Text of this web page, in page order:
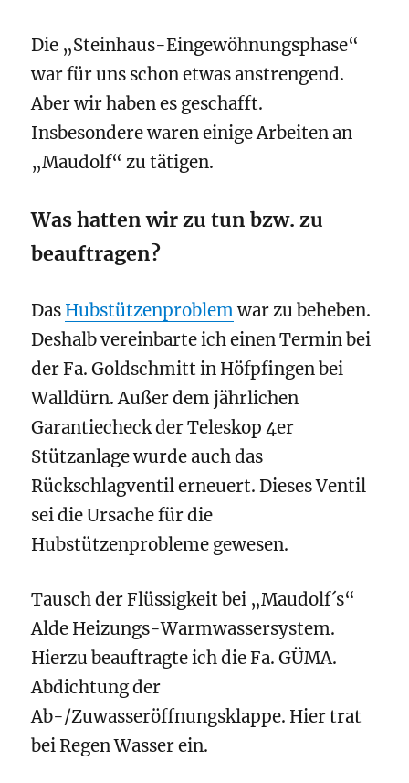
Die „Steinhaus-Eingewöhnungsphase“
war für uns schon etwas anstrengend.
Aber wir haben es geschafft.
Insbesondere waren einige Arbeiten an
„Maudolf“ zu tätigen.
Was hatten wir zu tun bzw. zu
beauftragen?
Das Hubstützenproblemwar zu beheben.
Deshalb vereinbarte ich einen Termin bei
der Fa. Goldschmitt in Höfpfingen bei
Walldürn. Außer dem jährlichen
Garantiecheck der Teleskop 4er
Stützanlage wurde auch das
Rückschlagventil erneuert. Dieses Ventil
sei die Ursache für die
Hubstützenprobleme gewesen.
Tausch der Flüssigkeit bei „Maudolf´s“
Alde Heizungs-Warmwassersystem.
Hierzu beauftragte ich die Fa. GÜMA.
Abdichtung der
Ab-/Zuwasseröffnungsklappe. Hier trat
bei Regen Wasser ein.